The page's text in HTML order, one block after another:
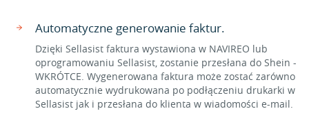
Automatyczne generowanie faktur.
Dzięki Sellasist faktura wystawiona w NAVIREO lub
oprogramowaniu Sellasist, zostanie przesłana do Shein -
WKRÓTCE. Wygenerowana faktura może zostać zarówno
automatycznie wydrukowana po podłączeniu drukarki w
Sellasist jak i przesłana do klienta w wiadomości e-mail.